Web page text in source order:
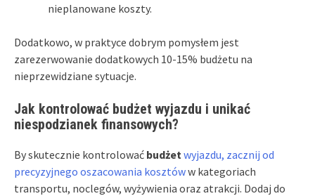
nieplanowane koszty.
Dodatkowo, w praktyce dobrym pomysłem jest
zarezerwowanie dodatkowych 10-15% budżetu na
nieprzewidziane sytuacje.
Jak kontrolować budżet wyjazdu i unikać
niespodzianek finansowych?
By skutecznie kontrolować budżet wyjazdu, zacznij od
precyzyjnego oszacowania kosztóww kategoriach
transportu, noclegów, wyżywienia oraz atrakcji. Dodaj do